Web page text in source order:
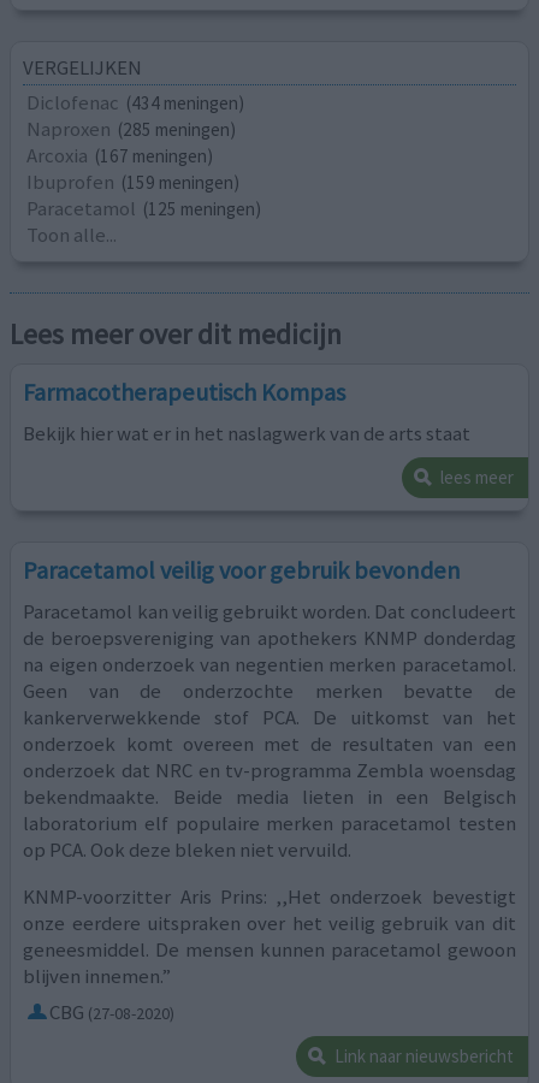
VERGELIJKEN
Diclofenac (434 meningen)
Naproxen (285 meningen)
Arcoxia (167 meningen)
Ibuprofen (159 meningen)
Paracetamol (125 meningen)
Toon alle...
Lees meer over dit medicijn
Farmacotherapeutisch Kompas
Bekijk hier wat er in het naslagwerk van de arts staat
lees meer
Paracetamol veilig voor gebruik bevonden
Paracetamol kan veilig gebruikt worden. Dat concludeert
de beroepsvereniging van apothekers KNMP donderdag
na eigen onderzoek van negentien merken paracetamol.
Geen van de onderzochte merken bevatte de
kankerverwekkende stof PCA. De uitkomst van het
onderzoek komt overeen met de resultaten van een
onderzoek dat NRC en tv-programma Zembla woensdag
bekendmaakte. Beide media lieten in een Belgisch
laboratorium elf populaire merken paracetamol testen
op PCA. Ook deze bleken niet vervuild.
KNMP-voorzitter Aris Prins: ,,Het onderzoek bevestigt
onze eerdere uitspraken over het veilig gebruik van dit
geneesmiddel. De mensen kunnen paracetamol gewoon
blijven innemen.”
CBG (27-08-2020)
Link naar nieuwsbericht